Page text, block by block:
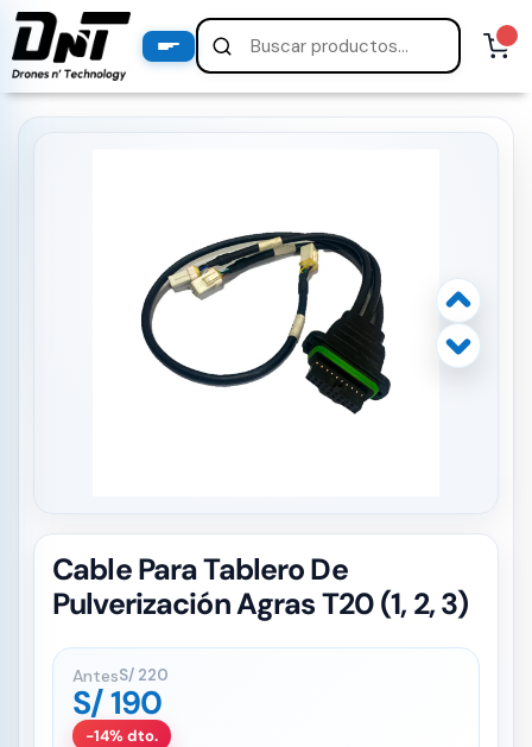
Cable Para Tablero De
Pulverización Agras T20 (1, 2, 3)
AntesS/ 220
S/190
-14% dto.
PRODUCTOS
productos destacados